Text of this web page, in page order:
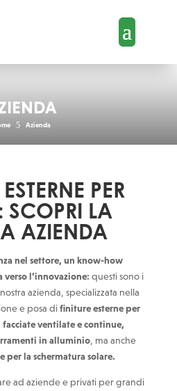
5 Azienda
PER
SCOPRI LA
AZIENDA
nel settore, un know-how
l’innovazione: questi sono i
azienda, specializzata nella
e posa difiniture esterne per
ventilate e continue,
in alluminio, ma anche
per la schermatura solare.
ad aziende e privati per grandi